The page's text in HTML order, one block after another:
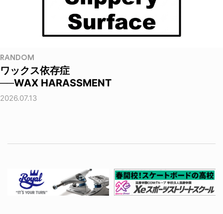
RANDOM
ワックス依存症
──WAX HARASSMENT
2026.07.13